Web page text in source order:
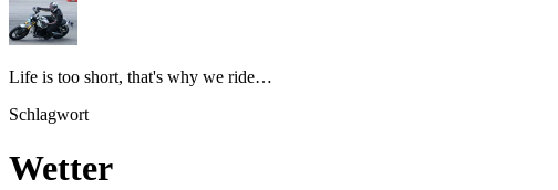
Pit's
Blog
Life is too short, that's why we ride…
Schlagwort
Wetter